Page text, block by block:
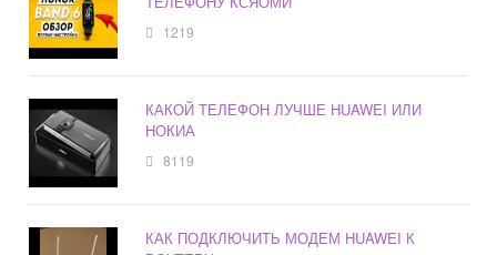
1219
КАКОЙ ТЕЛЕФОН ЛУЧШЕ HUAWEI ИЛИ
НОКИА
8119
КАК ПОДКЛЮЧИТЬ МОДЕМ HUAWEI К